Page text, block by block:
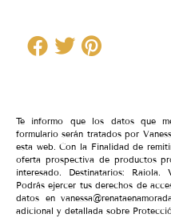
Te informo que los datos que
formulario serán tratados por
esta web. Con la Finalidad de
oferta prospectiva de productos
interesado. Destinatarios:
Podrás ejercer tus derechos de
datos en
adicional y detallada sobre